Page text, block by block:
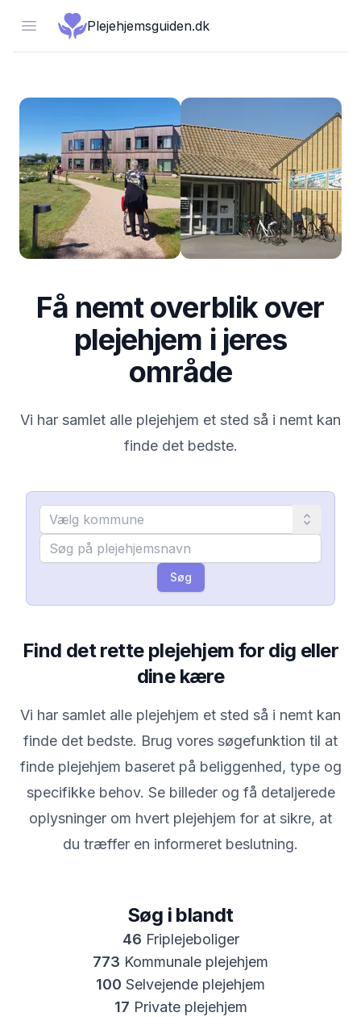
Open menuPlejehjemsguiden.dk
Få nemt overblik over
plejehjem i jeres
område
Vi har samlet alle plejehjem et sted så i nemt kan
finde det bedste.
Søg
Find det rette plejehjem for dig eller
dine kære
Vi har samlet alle plejehjem et sted så i nemt kan
finde det bedste. Brug vores søgefunktion til at
finde plejehjem baseret på beliggenhed, type og
specifikke behov. Se billeder og få detaljerede
oplysninger om hvert plejehjem for at sikre, at
du træffer en informeret beslutning.
Søg i blandt
46 Friplejeboliger
773 Kommunale plejehjem
100 Selvejende plejehjem
17 Private plejehjem